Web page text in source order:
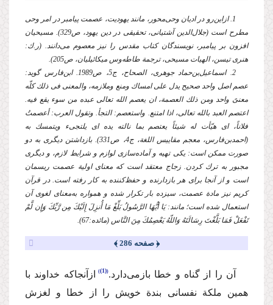
1. ازاین‌رو در ادیان وحی‌محور، مانند یهودیت، عصمت پیامبر در امر وحی
مطرح است (جلال‌الدین آشتیانی، تحقیقی در دین یهود، ص329). مسیحیان
افزون بر پیامبر، نویسندگان كتاب مقدس را نیز معصوم می‌دانند. (ر.ك:
هنری تیسن، الهیات مسیحی، ترجمة طاطه‌وس میكائیلیان، ص205).
2. اسماعیل‌بن‌حماد جوهری، الصحاح، ج5، ص1989. ابن‌فارس گوید:
عصم اصل واحد صحیح یدل علی امساك ومنع وملازمه، والمعنی فی ذلك كلّه
معنیً واحد ومن ذلك العصمة، ان یعصم الله تعالی عبده من سوء یقع فیه.
اعتصم العبد بالله تعالی، اذا امتنع. واستعصم: التجأ. وتقول العرب: أعصمتُ
فلاناً، ای هیّأت له شیئاً یعتصم بما نالته یده ای یلتجیء ویتمسك به
(احمدبن‌فارس، معجم مقاییس اللغة، ج4، ص331). بازداشتن دیگری به دو
صورت ممكن است: یكی تهیه و آماده‌سازی لوازم و شرایط لازم، و دیگری
مجبور به ترك كردن. زجاج معتقد است كه معنای اولیة عصمت ریسمان
است و از آنجا برای هر بازدارنده و حفظ‌كننده به كار رفته است. در قرآن
كریم نیز مادة عصمت، سیزده بار تكرار شده و همواره به‌معنای لغوی آن
استعمال شده است؛ مانند: یَا أیُّهَا الرَّسُولُ بَلِّغْ مَا أُنزِلَ إِلَیْكَ مِن رَّبِّكَ وَإِن لَّمْ
تَفْعَلْ فَمَا بَلَّغْتَ رِسَالَتَهُ وَاللّهُ یَعْصِمُكَ مِنَ النَّاس (مائده:67).
﴿ صفحه 286 ﴾
آن را از گناه و خطا باز‌می‌دارد. (1)
ازآنجاكه خداوند با
همین ملكة نفسانی بندة خویش را از خطا و لغزش